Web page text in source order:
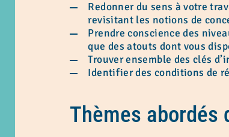
Redonner du sens à votre
revisitant les notions de
Prendre conscience des
que des atouts dont vous
Trouver ensemble des clés
Identifier des conditions de
Thèmes abordés